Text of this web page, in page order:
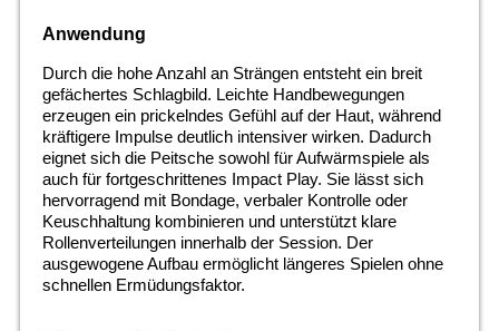
Anwendung
Durch die hohe Anzahl an Strängen entsteht ein breit
gefächertes Schlagbild. Leichte Handbewegungen
erzeugen ein prickelndes Gefühl auf der Haut, während
kräftigere Impulse deutlich intensiver wirken. Dadurch
eignet sich die Peitsche sowohl für Aufwärmspiele als
auch für fortgeschrittenes Impact Play. Sie lässt sich
hervorragend mit Bondage, verbaler Kontrolle oder
Keuschhaltung kombinieren und unterstützt klare
Rollenverteilungen innerhalb der Session. Der
ausgewogene Aufbau ermöglicht längeres Spielen ohne
schnellen Ermüdungsfaktor.